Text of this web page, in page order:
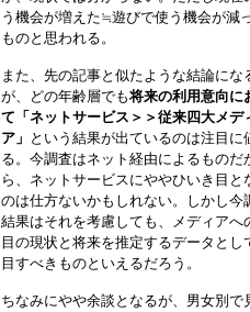
う機会が増えた≒遊びで使う機会が減
ものと思われる。
また、先の記事と似たような結論にな
が、どの年齢層でも将来の利用意向に
て「ネットサービス＞＞従来四大メデ
ア」 という結果が出ているのは注目に
る。今調査はネット経由によるものだ
ら、ネットサービスにややひいき目と
のは仕方ないかもしれない。しかし今
結果はそれを考慮しても、メディアへ
目の現状と将来を推定するデータとし
目すべきものといえるだろう。
ちなみにやや余談となるが、男女別で